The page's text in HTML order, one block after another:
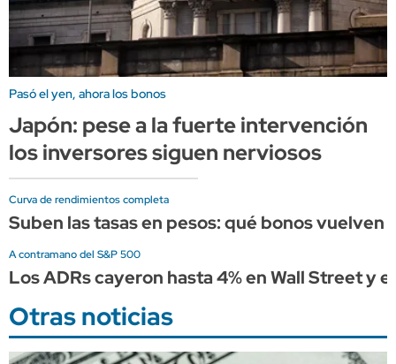
Pasó el yen, ahora los bonos
Japón: pese a la fuerte intervención
los inversores siguen nerviosos
Curva de rendimientos completa
Suben las tasas en pesos: qué bonos
A contramano del S&P 500
Los ADRs cayeron hasta 4% en Wall Street y
Otras noticias